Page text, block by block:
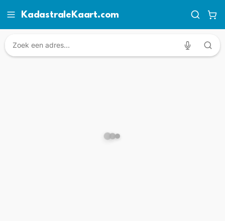
KadastraleKaart.com